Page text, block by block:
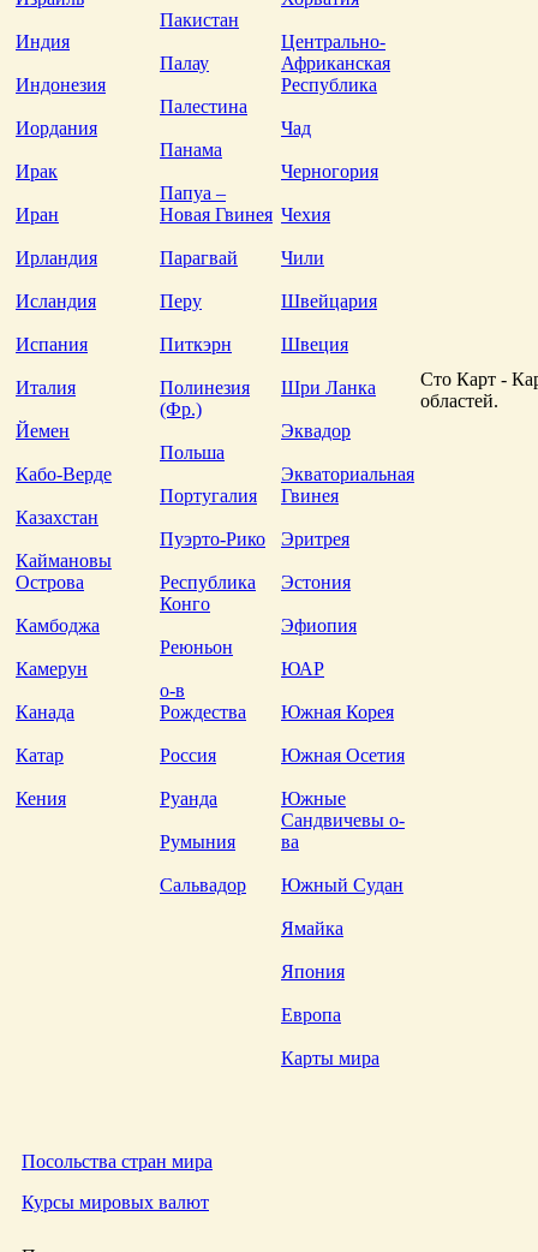
Индия
Индонезия
Иордания
Ирак
Иран
Ирландия
Исландия
Испания
Италия
Йемен
Кабо-Верде
Казахстан
Каймановы
Острова
Камбоджа
Камерун
Канада
Катар
Кения
Пакистан
Палау
Палестина
Панама
Папуа –
Новая Гвинея
Парагвай
Перу
Питкэрн
Полинезия
(Фр.)
Польша
Португалия
Пуэрто-Рико
Республика
Конго
Реюньон
о-в
Рождества
Россия
Руанда
Румыния
Сальвадор
Центрально-
Африканская
Республика
Чад
Черногория
Чехия
Чили
Швейцария
Швеция
Шри Ланка
Эквадор
Экваториальная
Гвинея
Эритрея
Эстония
Эфиопия
ЮАР
Южная Корея
Южная Осетия
Южные
Сандвичевы о-
ва
Южный Судан
Ямайка
Япония
Европа
Карты мира
Посольства стран мира
Курсы мировых валют
Сто Карт -
областей.